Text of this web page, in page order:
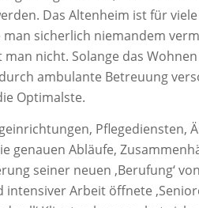
Das Altenheim ist für
sicherlich niemandem
nicht. Solange das
ambulante Betreuung
Optimalste.
Pflegediensten,
genauen Abläufe,
seiner neuen ‚Berufung‘
Arbeit öffnete